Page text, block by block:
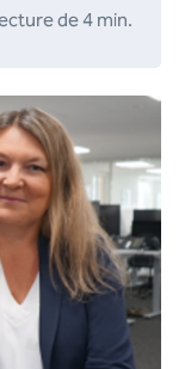
de 4 min.